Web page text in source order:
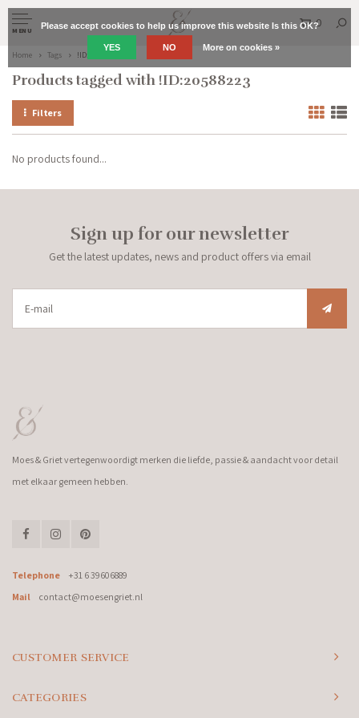
MENU
0
Home Tags !ID:20588223
Products tagged with !ID:20588223
Filters
No products found...
Sign up for our newsletter
Get the latest updates, news and product offers via email
Moes & Griet vertegenwoordigt merken die liefde, passie & aandacht voor detail
met elkaar gemeen hebben.
Telephone
+31 6 39606889
Mail
contact@moesengriet.nl
CUSTOMER SERVICE
CATEGORIES
Please accept cookies to help us improve this website Is this OK?
YES NO More on cookies »